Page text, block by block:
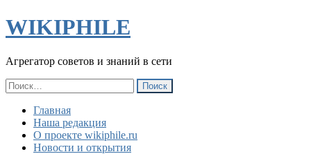
WIKIPHILE
Агрегатор советов и знаний в сети
Найти:
Главная
Наша редакция
О проекте wikiphile.ru
Новости и открытия